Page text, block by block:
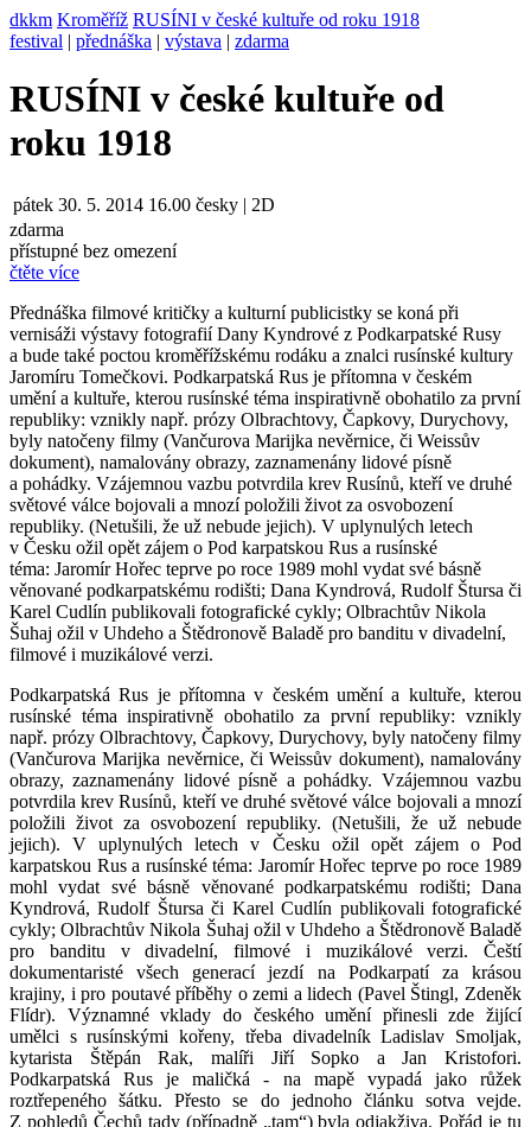
dkkm Kroměříž RUSÍNI v české kultuře od roku 1918
festival | přednáška | výstava | zdarma
RUSÍNI v české kultuře od
roku 1918
pátek 30. 5. 2014 16.00 česky | 2D
zdarma
přístupné bez omezení
čtěte více
Přednáška filmové kritičky a kulturní publicistky se koná při
vernisáži výstavy fotografií Dany Kyndrové z Podkarpatské Rusy
a bude také poctou kroměřížskému rodáku a znalci rusínské kultury
Jaromíru Tomečkovi. Podkarpatská Rus je přítomna v českém
umění a kultuře, kterou rusínské téma inspirativně obohatilo za první
republiky: vznikly např. prózy Olbrachtovy, Čapkovy, Durychovy,
byly natočeny filmy (Vančurova Marijka nevěrnice, či Weissův
dokument), namalovány obrazy, zaznamenány lidové písně
a pohádky. Vzájemnou vazbu potvrdila krev Rusínů, kteří ve druhé
světové válce bojovali a mnozí položili život za osvobození
republiky. (Netušili, že už nebude jejich). V uplynulých letech
v Česku ožil opět zájem o Pod karpatskou Rus a rusínské
téma: Jaromír Hořec teprve po roce 1989 mohl vydat své básně
věnované podkarpatskému rodišti; Dana Kyndrová, Rudolf Štursa či
Karel Cudlín publikovali fotografické cykly; Olbrachtův Nikola
Šuhaj ožil v Uhdeho a Štědronově Baladě pro banditu v divadelní,
filmové i muzikálové verzi.
Podkarpatská Rus je přítomna v českém umění a kultuře, kterou
rusínské téma inspirativně obohatilo za první republiky: vznikly
např. prózy Olbrachtovy, Čapkovy, Durychovy, byly natočeny filmy
(Vančurova Marijka nevěrnice, či Weissův dokument), namalovány
obrazy, zaznamenány lidové písně a pohádky. Vzájemnou vazbu
potvrdila krev Rusínů, kteří ve druhé světové válce bojovali a mnozí
položili život za osvobození republiky. (Netušili, že už nebude
jejich). V uplynulých letech v Česku ožil opět zájem o Pod
karpatskou Rus a rusínské téma: Jaromír Hořec teprve po roce 1989
mohl vydat své básně věnované podkarpatskému rodišti; Dana
Kyndrová, Rudolf Štursa či Karel Cudlín publikovali fotografické
cykly; Olbrachtův Nikola Šuhaj ožil v Uhdeho a Štědronově Baladě
pro banditu v divadelní, filmové i muzikálové verzi. Čeští
dokumentaristé všech generací jezdí na Podkarpatí za krásou
krajiny, i pro poutavé příběhy o zemi a lidech (Pavel Štingl, Zdeněk
Flídr). Významné vklady do českého umění přinesli zde žijící
umělci s rusínskými kořeny, třeba divadelník Ladislav Smoljak,
kytarista Štěpán Rak, malíři Jiří Sopko a Jan Kristofori.
Podkarpatská Rus je maličká - na mapě vypadá jako růžek
roztřepeného šátku. Přesto se do jednoho článku sotva vejde.
Z pohledů Čechů tady (případně „tam“) byla odjakživa. Pořád je tu